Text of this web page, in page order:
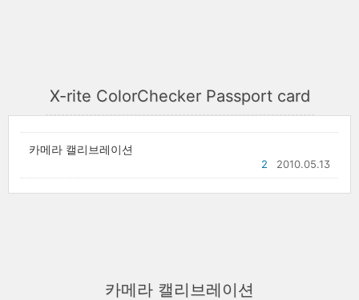
X-rite ColorChecker Passport card
카메라 캘리브레이션
2010.05.13
2
카메라 캘리브레이션